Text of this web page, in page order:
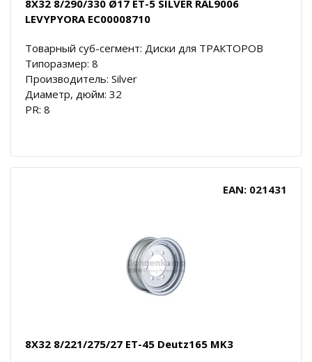
8X32 8/290/330 Ø17 ET-5 SILVER RAL9006
LEVYPYORA EC00008710
Товарный суб-сегмент: Диски для ТРАКТОРОВ
Типоразмер: 8
Производитель: Silver
Диаметр, дюйм: 32
PR: 8
EAN: 021431
8X32 8/221/275/27 ET-45 Deutz165 MK3